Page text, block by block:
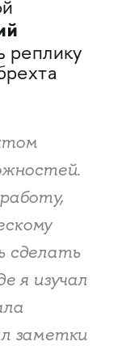
реплику
сделать
я изучал
заметки